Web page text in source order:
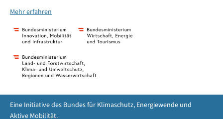
Mehr erfahren
Eine Initiative des Bundes für Klimaschutz, Energiewende und
Aktive Mobilität.